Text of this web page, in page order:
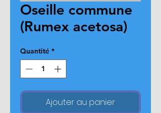
Oseille commune
(Rumex acetosa)
Quantité *
Ajouter au panier